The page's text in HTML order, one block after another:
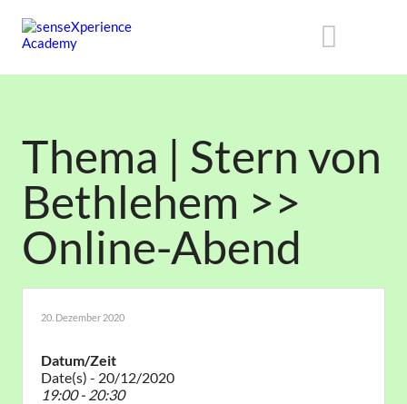
Thema | Stern von
Bethlehem >>
Online-Abend
20. Dezember 2020
Datum/Zeit
Date(s) - 20/12/2020
19:00 - 20:30